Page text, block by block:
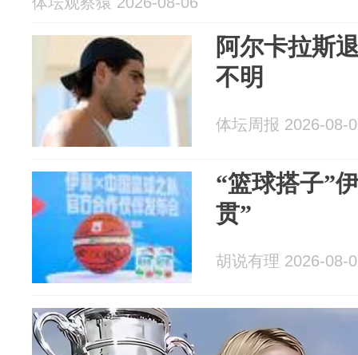
阿尔卡拉斯
不明
体坛周报 2026-08-
“篮球搭子”
贯”
胡说有理 2026-08-